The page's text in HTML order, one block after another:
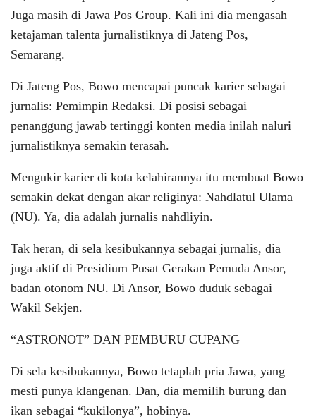
Juga masih di Jawa Pos Group. Kali ini dia mengasah
ketajaman talenta jurnalistiknya di Jateng Pos,
Semarang.
Di Jateng Pos, Bowo mencapai puncak karier sebagai
jurnalis: Pemimpin Redaksi. Di posisi sebagai
penanggung jawab tertinggi konten media inilah naluri
jurnalistiknya semakin terasah.
Mengukir karier di kota kelahirannya itu membuat Bowo
semakin dekat dengan akar religinya: Nahdlatul Ulama
(NU). Ya, dia adalah jurnalis nahdliyin.
Tak heran, di sela kesibukannya sebagai jurnalis, dia
juga aktif di Presidium Pusat Gerakan Pemuda Ansor,
badan otonom NU. Di Ansor, Bowo duduk sebagai
Wakil Sekjen.
“ASTRONOT” DAN PEMBURU CUPANG
Di sela kesibukannya, Bowo tetaplah pria Jawa, yang
mesti punya klangenan. Dan, dia memilih burung dan
ikan sebagai “kukilonya”, hobinya.